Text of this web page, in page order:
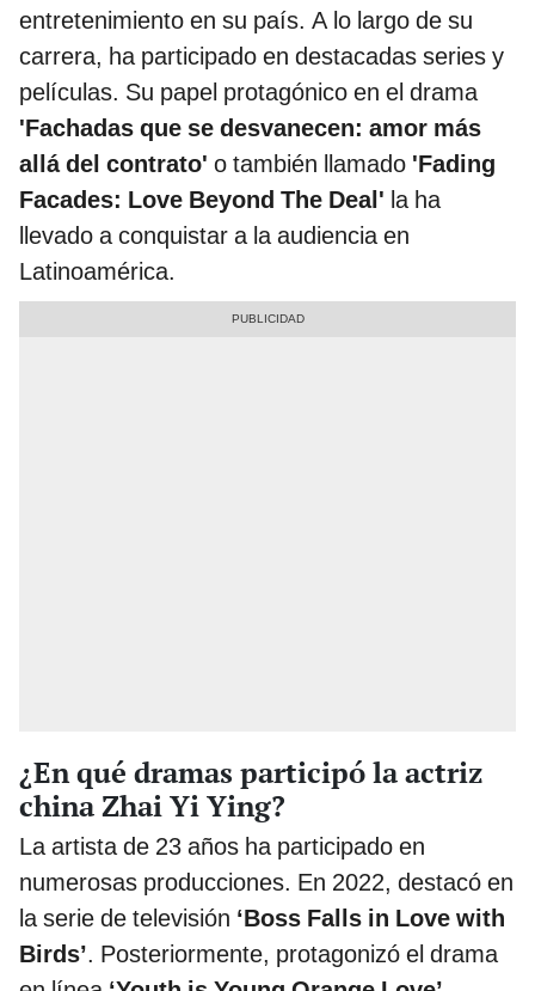
entretenimiento en su país. A lo largo de su
carrera, ha participado en destacadas series y
películas. Su papel protagónico en el drama
'Fachadas que se desvanecen: amor más
allá del contrato' o también llamado 'Fading
Facades: Love Beyond The Deal' la ha
llevado a conquistar a la audiencia en
Latinoamérica.
¿En qué dramas participó la actriz
china Zhai Yi Ying?
La artista de 23 años ha participado en
numerosas producciones. En 2022, destacó en
la serie de televisión ‘Boss Falls in Love with
Birds’. Posteriormente, protagonizó el drama